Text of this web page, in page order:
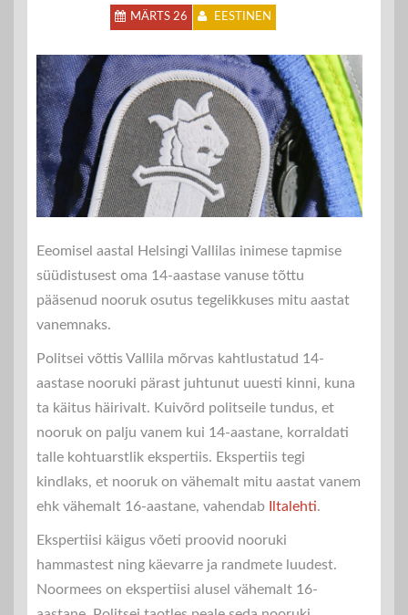
MÄRTS 26 EESTINEN
Eeomisel aastal Helsingi Vallilas inimese tapmise
süüdistusest oma 14-aastase vanuse tõttu
pääsenud nooruk osutus tegelikkuses mitu aastat
vanemnaks.
Politsei võttis Vallila mõrvas kahtlustatud 14-
aastase nooruki pärast juhtunut uuesti kinni, kuna
ta käitus häirivalt. Kuivõrd politseile tundus, et
nooruk on palju vanem kui 14-aastane, korraldati
talle kohtuarstlik ekspertiis. Ekspertiis tegi
kindlaks, et nooruk on vähemalt mitu aastat vanem
ehk vähemalt 16-aastane, vahendab
Iltalehti.
Ekspertiisi käigus võeti proovid nooruki
hammastest ning käevarre ja randmete luudest.
Noormees on ekspertiisi alusel vähemalt 16-